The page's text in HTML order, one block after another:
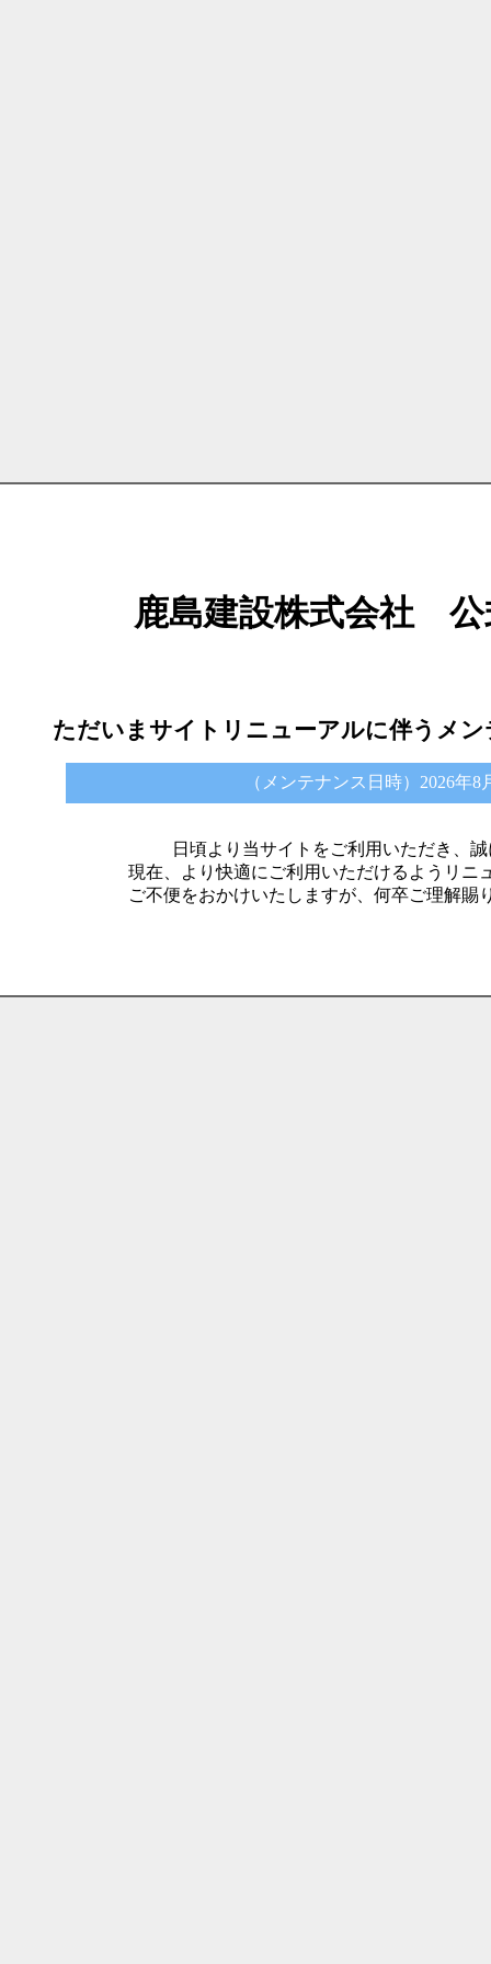
鹿島建設株式会社
ただいまサイトリニューアルに伴うメ
（メンテナンス日時）2026年8
日頃より当サイトをご利用いただき、
現在、より快適にご利用いただけるようリニ
ご不便をおかけいたしますが、何卒ご理解賜